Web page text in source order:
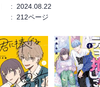
: 2024.08.22
: 212ページ